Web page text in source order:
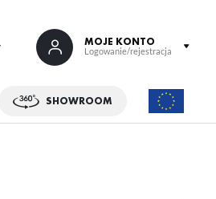
MOJE KONTO
Logowanie/rejestracja
SHOWROOM